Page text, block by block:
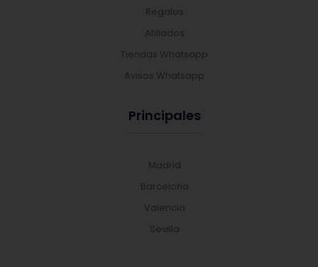
Regalos
Afiliados
Tiendas Whatsapp
Avisos Whatsapp
Principales
Madrid
Barcelona
Valencia
Sevilla